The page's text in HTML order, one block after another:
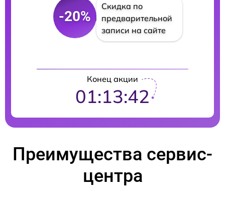
-20%
Скидка по
предварительной
записи на сайте
Конец акции
01:13:41
Преимущества сервис-
центра